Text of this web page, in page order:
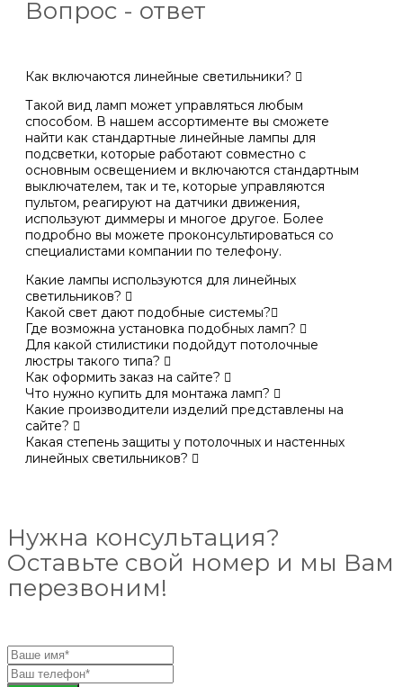
Вопрос - ответ
Как включаются линейные светильники?
Такой вид ламп может управляться любым
способом. В нашем ассортименте вы сможете
найти как стандартные линейные лампы для
подсветки, которые работают совместно с
основным освещением и включаются стандартным
выключателем, так и те, которые управляются
пультом, реагируют на датчики движения,
используют диммеры и многое другое. Более
подробно вы можете проконсультироваться со
специалистами компании по телефону.
Какие лампы используются для линейных
светильников?
Какой свет дают подобные системы?
Где возможна установка подобных ламп?
Для какой стилистики подойдут потолочные
люстры такого типа?
Как оформить заказ на сайте?
Что нужно купить для монтажа ламп?
Какие производители изделий представлены на
сайте?
Какая степень защиты у потолочных и настенных
линейных светильников?
Нужна консультация?
Оставьте свой номер и мы Вам
перезвоним!